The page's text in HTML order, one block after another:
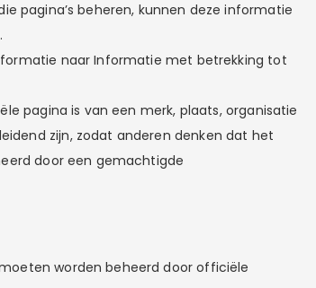
pagina’s beheren, kunnen deze informatie
naar Informatie met betrekking tot
pagina is van een merk, plaats, organisatie
zijn, zodat anderen denken dat het
door een gemachtigde
worden beheerd door officiële